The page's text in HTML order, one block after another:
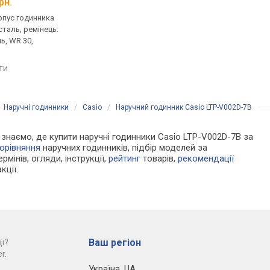
годинника
ремінець:
WR 30,
Наручні годинники / Casio / Наручний годинник Casio LTP-V002D-7B
де купити наручні годинники Casio LTP-V002D-7B за
наручних годинників, підбір моделей за
огляди, інструкції,рейтинг товарів,рекомендації
Ваш регіон